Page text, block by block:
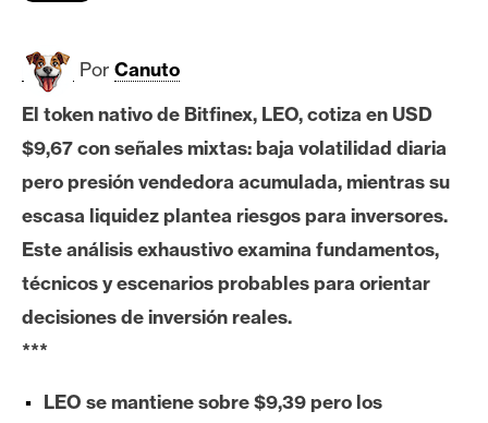
B
t
c
o
i
E
e
Por Canuto
El token nativo de Bitfinex, LEO, cotiza en USD
$9,67 con señales mixtas: baja volatilidad diaria
pero presión vendedora acumulada, mientras su
escasa liquidez plantea riesgos para inversores.
Este análisis exhaustivo examina fundamentos,
técnicos y escenarios probables para orientar
decisiones de inversión reales.
***
LEO se mantiene sobre $9,39 pero los